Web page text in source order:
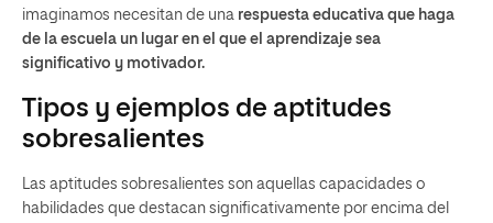
imaginamos necesitan de una respuesta educativa que haga
de la escuela un lugar en el que el aprendizaje sea
significativo y motivador.
Tipos y ejemplos de aptitudes
sobresalientes
Las aptitudes sobresalientes son aquellas capacidades o
habilidades que destacan significativamente por encima del